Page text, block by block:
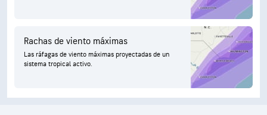
Rachas de viento máximas
Las ráfagas de viento máximas proyectadas de un
sistema tropical activo.